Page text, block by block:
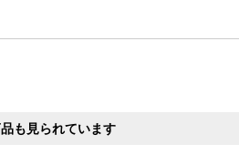
も見られています